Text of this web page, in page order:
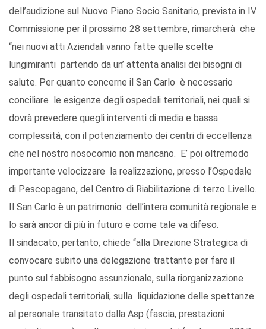
dell’audizione sul Nuovo Piano Socio Sanitario, prevista in IV
Commissione per il prossimo 28 settembre, rimarcherà che
“nei nuovi atti Aziendali vanno fatte quelle scelte
lungimiranti partendo da un’ attenta analisi dei bisogni di
salute. Per quanto concerne il San Carlo è necessario
conciliare le esigenze degli ospedali territoriali, nei quali si
dovrà prevedere quegli interventi di media e bassa
complessità, con il potenziamento dei centri di eccellenza
che nel nostro nosocomio non mancano. E’ poi oltremodo
importante velocizzare la realizzazione, presso l’Ospedale
di Pescopagano, del Centro di Riabilitazione di terzo Livello.
Il San Carlo è un patrimonio dell’intera comunità regionale e
lo sarà ancor di più in futuro e come tale va difeso.
Il sindacato, pertanto, chiede “alla Direzione Strategica di
convocare subito una delegazione trattante per fare il
punto sul fabbisogno assunzionale, sulla riorganizzazione
degli ospedali territoriali, sulla liquidazione delle spettanze
al personale transitato dalla Asp (fascia, prestazioni